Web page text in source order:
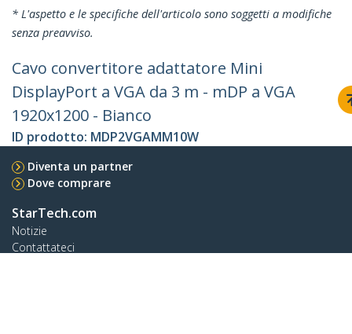
* L'aspetto e le specifiche dell'articolo sono soggetti a modifiche
senza preavviso.
Cavo convertitore adattatore Mini
DisplayPort a VGA da 3 m - mDP a VGA
1920x1200 - Bianco
ID prodotto: MDP2VGAMM10W
Diventa un partner
Dove comprare
StarTech.com
Notizie
Contattateci